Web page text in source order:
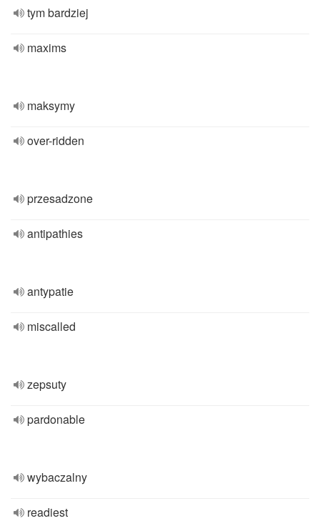
tym bardziej
maxims
maksymy
over-ridden
przesadzone
antipathies
antypatie
miscalled
zepsuty
pardonable
wybaczalny
readiest